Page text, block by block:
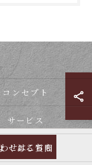
せはこちら
コンセプト
サービス
くある質問